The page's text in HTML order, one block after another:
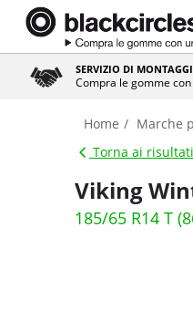
SERVIZIO DI
Compra le gomme
Home Marche
Torna ai risultati
Viking
185/65 R14 T